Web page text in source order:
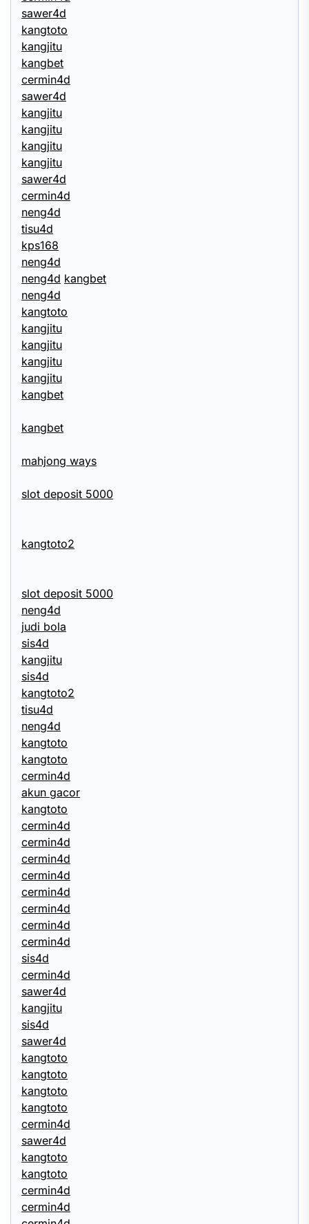
sawer4d
kangtoto
kangjitu
kangbet
cermin4d
sawer4d
kangjitu
kangjitu
kangjitu
kangjitu
sawer4d
cermin4d
neng4d
tisu4d
kps168
neng4d
neng4d kangbet
neng4d
kangtoto
kangjitu
kangjitu
kangjitu
kangjitu
kangbet
kangbet
mahjong ways
slot deposit 5000
kangtoto2
slot deposit 5000
neng4d
judi bola
sis4d
kangjitu
sis4d
kangtoto2
tisu4d
neng4d
kangtoto
kangtoto
cermin4d
akun gacor
kangtoto
cermin4d
cermin4d
cermin4d
cermin4d
cermin4d
cermin4d
cermin4d
cermin4d
sis4d
cermin4d
sawer4d
kangjitu
sis4d
sawer4d
kangtoto
kangtoto
kangtoto
kangtoto
cermin4d
sawer4d
kangtoto
kangtoto
cermin4d
cermin4d